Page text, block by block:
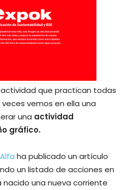
que practican todas
vemos en ella una
una actividad
gráfico.
ha publicado un artículo
un listado de acciones en
nacido una nueva corriente